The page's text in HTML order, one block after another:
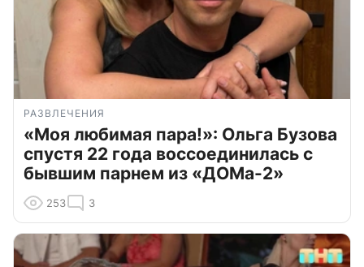
РАЗВЛЕЧЕНИЯ
«Моя любимая пара!»: Ольга Бузова
спустя 22 года воссоединилась с
бывшим парнем из «ДОМа-2»
253 3